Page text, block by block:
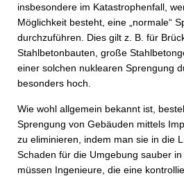
insbesondere im Katastrophenfall,
Möglichkeit besteht, eine „normale“
durchzuführen. Dies gilt z. B. für
Stahlbetonbauten, große
einer solchen nuklearen Sprengung
besonders hoch.
Wie wohl allgemein bekannt ist,
Sprengung von Gebäuden mittels
zu eliminieren, indem man sie in die
Schaden für die Umgebung sauber
müssen Ingenieure, die eine